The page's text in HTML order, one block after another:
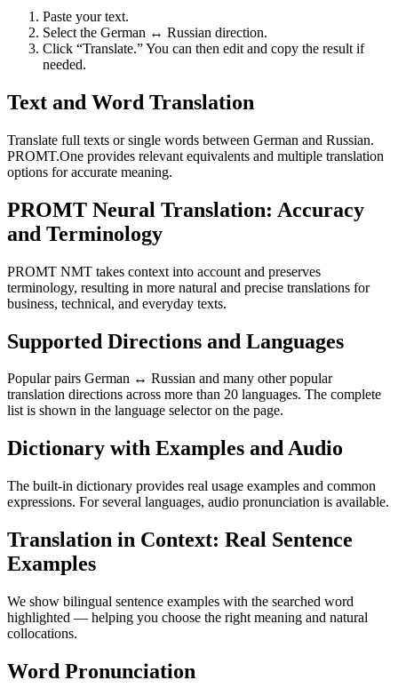
Paste your text.
Select the German ↔ Russian direction.
Click “Translate.” You can then edit and copy the result if
needed.
Text and Word Translation
Translate full texts or single words between German and Russian.
PROMT.One provides relevant equivalents and multiple translation
options for accurate meaning.
PROMT Neural Translation: Accuracy
and Terminology
PROMT NMT takes context into account and preserves
terminology, resulting in more natural and precise translations for
business, technical, and everyday texts.
Supported Directions and Languages
Popular pairs German ↔ Russian and many other popular
translation directions across more than 20 languages. The complete
list is shown in the language selector on the page.
Dictionary with Examples and Audio
The built-in dictionary provides real usage examples and common
expressions. For several languages, audio pronunciation is available.
Translation in Context: Real Sentence
Examples
We show bilingual sentence examples with the searched word
highlighted — helping you choose the right meaning and natural
collocations.
Word Pronunciation